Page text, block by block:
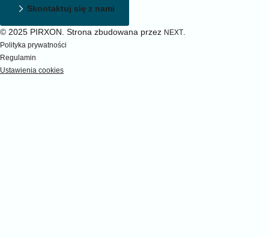
Skontaktuj się z nami
© 2025 PIRXON. Strona zbudowana przez NEXT
Polityka prywatności
Regulamin
Ustawienia cookies